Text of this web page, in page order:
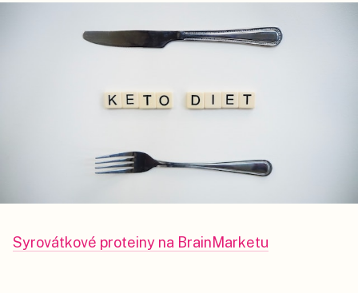
Syrovátkové proteiny na BrainMarketu